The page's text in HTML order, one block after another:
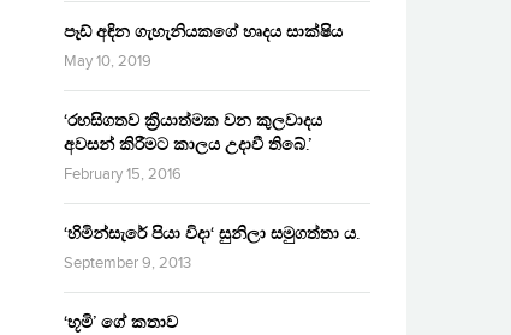
පෑඩ් අඳින ගැහැනියකගේ හෘදය සාක්ෂිය
May 10, 2019
‘රහසිගතව ක්‍රියාත්මක වන කුලවාදය
අවසන් කිරීමට කාලය උදාවී තිබේ.’
February 15, 2016
‘හිමින්සැරේ පියා විදා‘ සුනිලා සමුගත්තා ය.
September 9, 2013
‘භූමි’ ගේ කතාව